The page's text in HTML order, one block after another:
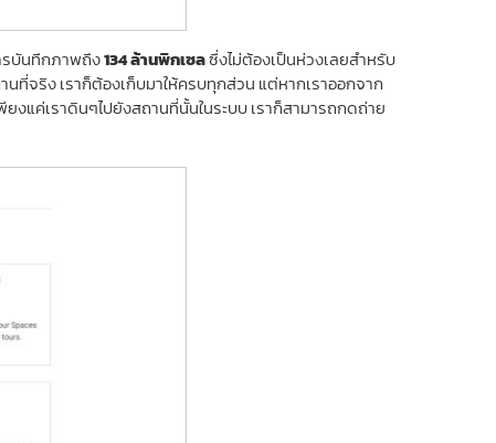
รบันทึกภาพถึง134 ล้านพิกเซลซึ่งไม่ต้องเป็นห่วงเลยสำหรับ
ที่จริง เราก็ต้องเก็บมาให้ครบทุกส่วน แต่หากเราออกจาก
งแค่เราดินๆไปยังสถานที่นั้นในระบบ เราก็สามารถกดถ่าย